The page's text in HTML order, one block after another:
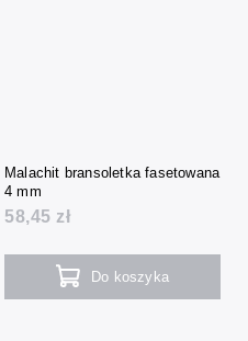
Malachit bransoletka fasetowana
4 mm
58,45 zł
Do koszyka